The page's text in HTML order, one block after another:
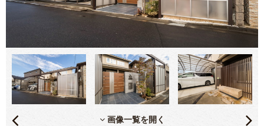
画像一覧を開く